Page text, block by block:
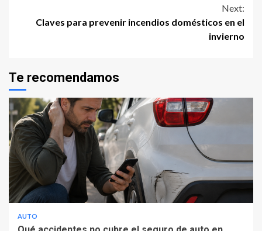
Next:
Claves para prevenir incendios domésticos en el
invierno
Te recomendamos
AUTO